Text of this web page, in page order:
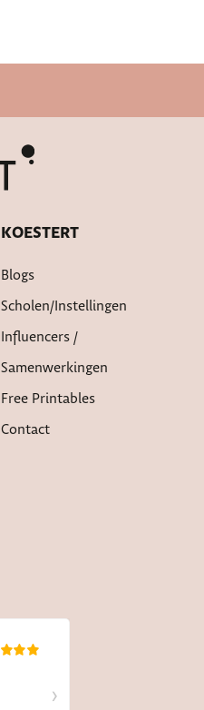
KOESTERT
Blogs
Scholen/instellingen
Influencers /
Samenwerkingen
Free Printables
Contact